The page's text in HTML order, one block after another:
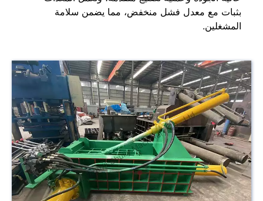
بثبات مع معدل فشل منخفض، مما يضمن سلامة
المشغلين.